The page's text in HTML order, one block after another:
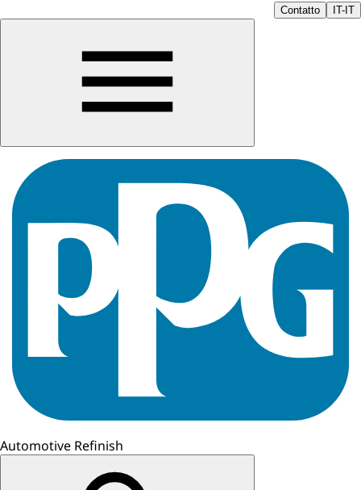
Contatto IT-IT
Automotive Refinish